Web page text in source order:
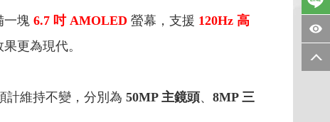
一塊 6.7 吋 AMOLED 螢幕，支援 120Hz 高
更為現代。
計維持不變，分別為 50MP 主鏡頭、 8MP 三